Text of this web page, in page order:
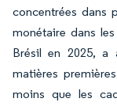
concentrées dans
monétaire dans
Brésil en 2025, a
matières
moins que les